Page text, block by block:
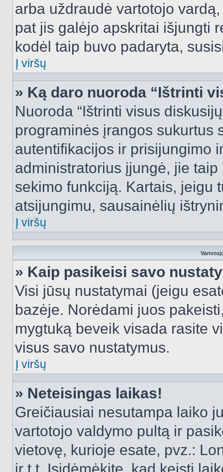
arba uždraudė vartotojo
pat jis galėjo apskritai išjungti
kodėl taip buvo padaryta,
Į viršų
» Ką daro nuoroda “Ištrinti
Nuoroda “Ištrinti visus
programinės įrangos sukurtus
autentifikacijos ir prisijungimo
administratorius įjungė, jie
sekimo funkciją. Kartais, jeigu
atsijungimu, sausainėlių
Į viršų
» Kaip pasikeisi savo
Visi jūsų nustatymai (jeigu
bazėje. Norėdami juos
mygtuką beveik visada rasite
visus savo nustatymus.
Į viršų
» Neteisingas laikas!
Greičiausiai nesutampa laiko
vartotojo valdymo pultą ir
vietovę, kurioje esate, pvz.: